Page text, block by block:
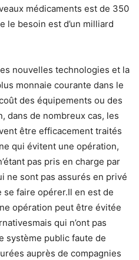
médicaments est de 350
le besoin est d’un milliard
nouvelles technologies et la
monnaie courante dans le
des équipements ou des
dans de nombreux cas, les
être efficacement traités
qui évitent une opération,
pas pris en charge par
ne sont pas assurés en privé
se faire opérer.Il en est de
opération peut être évitée
qui n’ont pas
système public faute de
auprès de compagnies